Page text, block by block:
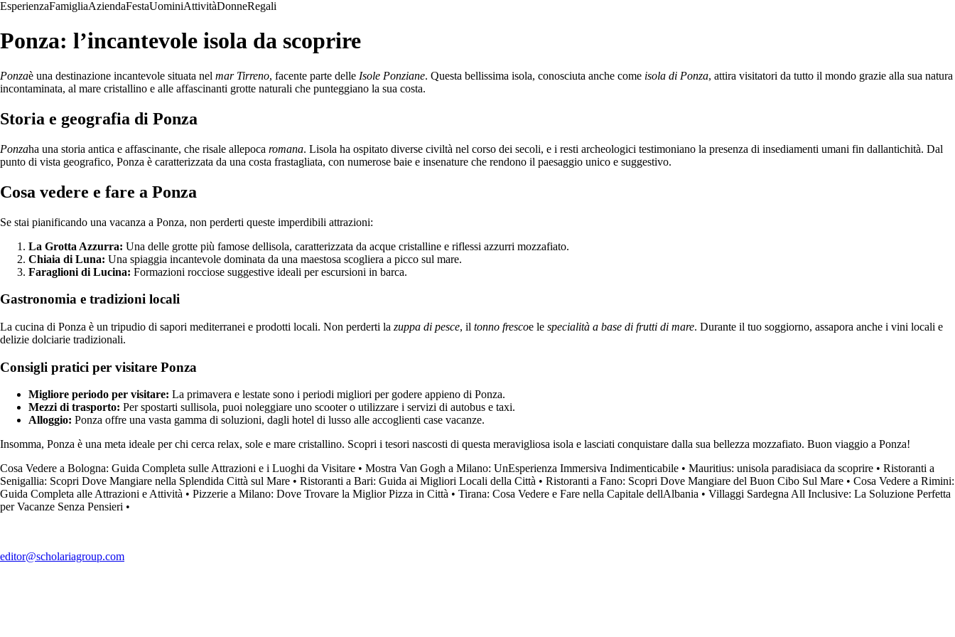
EsperienzaFamigliaAziendaFestaUominiAttivitàDonneRegali
Ponza: l’incantevole isola da scoprire
Ponzaè una destinazione incantevole situata nel mar Tirreno, facente parte delle Isole Ponziane. Questa bellissima isola, conosciuta anche come isola di Ponza, attira visitatori da tutto il mondo grazie alla sua natura
incontaminata, al mare cristallino e alle affascinanti grotte naturali che punteggiano la sua costa.
Storia e geografia di Ponza
Ponzaha una storia antica e affascinante, che risale allepoca romana. Lisola ha ospitato diverse civiltà nel corso dei secoli, e i resti archeologici testimoniano la presenza di insediamenti umani fin dallantichità. Dal
punto di vista geografico, Ponza è caratterizzata da una costa frastagliata, con numerose baie e insenature che rendono il paesaggio unico e suggestivo.
Cosa vedere e fare a Ponza
Se stai pianificando una vacanza a Ponza, non perderti queste imperdibili attrazioni:
La Grotta Azzurra: Una delle grotte più famose dellisola, caratterizzata da acque cristalline e riflessi azzurri mozzafiato.
Chiaia di Luna: Una spiaggia incantevole dominata da una maestosa scogliera a picco sul mare.
Faraglioni di Lucina: Formazioni rocciose suggestive ideali per escursioni in barca.
Gastronomia e tradizioni locali
La cucina di Ponza è un tripudio di sapori mediterranei e prodotti locali. Non perderti la zuppa di pesce, il tonno frescoe le specialità a base di frutti di mare. Durante il tuo soggiorno, assapora anche i vini locali e
delizie dolciarie tradizionali.
Consigli pratici per visitare Ponza
Migliore periodo per visitare: La primavera e lestate sono i periodi migliori per godere appieno di Ponza.
Mezzi di trasporto: Per spostarti sullisola, puoi noleggiare uno scooter o utilizzare i servizi di autobus e taxi.
Alloggio: Ponza offre una vasta gamma di soluzioni, dagli hotel di lusso alle accoglienti case vacanze.
Insomma, Ponza è una meta ideale per chi cerca relax, sole e mare cristallino. Scopri i tesori nascosti di questa meravigliosa isola e lasciati conquistare dalla sua bellezza mozzafiato. Buon viaggio a Ponza!
Cosa Vedere a Bologna: Guida Completa sulle Attrazioni e i Luoghi da Visitare • Mostra Van Gogh a Milano: UnEsperienza Immersiva Indimenticabile • Mauritius: unisola paradisiaca da scoprire • Ristoranti a
Senigallia: Scopri Dove Mangiare nella Splendida Città sul Mare • Ristoranti a Bari: Guida ai Migliori Locali della Città • Ristoranti a Fano: Scopri Dove Mangiare del Buon Cibo Sul Mare • Cosa Vedere a Rimini:
Guida Completa alle Attrazioni e Attività • Pizzerie a Milano: Dove Trovare la Miglior Pizza in Città • Tirana: Cosa Vedere e Fare nella Capitale dellAlbania • Villaggi Sardegna All Inclusive: La Soluzione Perfetta
per Vacanze Senza Pensieri •
editor@scholariagroup.com